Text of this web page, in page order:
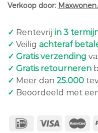
Verkoop door:
✓ Rentevrij in 3
✓ Veilig achteraf
✓ Gratis verzending
✓ Gratis retourneren
✓ Meer dan 25.000
✓ Beoordeeld met